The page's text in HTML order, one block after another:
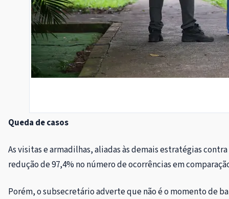
Queda de casos
As visitas e armadilhas, aliadas às demais estratégias
redução de 97,4% no número de ocorrências em
Porém, o subsecretário adverte que não é o momento de